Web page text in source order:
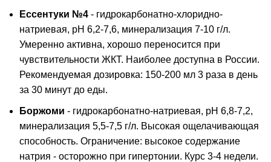
Ессентуки №4 - гидрокарбонатно-хлоридно-
натриевая, pH 6,2-7,6, минерализация 7-10 г/л.
Умеренно активна, хорошо переносится при
чувствительности ЖКТ. Наиболее доступна в России.
Рекомендуемая дозировка: 150-200 мл 3 раза в день
за 30 минут до еды.
Боржоми - гидрокарбонатно-натриевая, pH 6,8-7,2,
минерализация 5,5-7,5 г/л. Высокая ощелачивающая
способность. Ограничение: высокое содержание
натрия - осторожно при гипертонии. Курс 3-4 недели.